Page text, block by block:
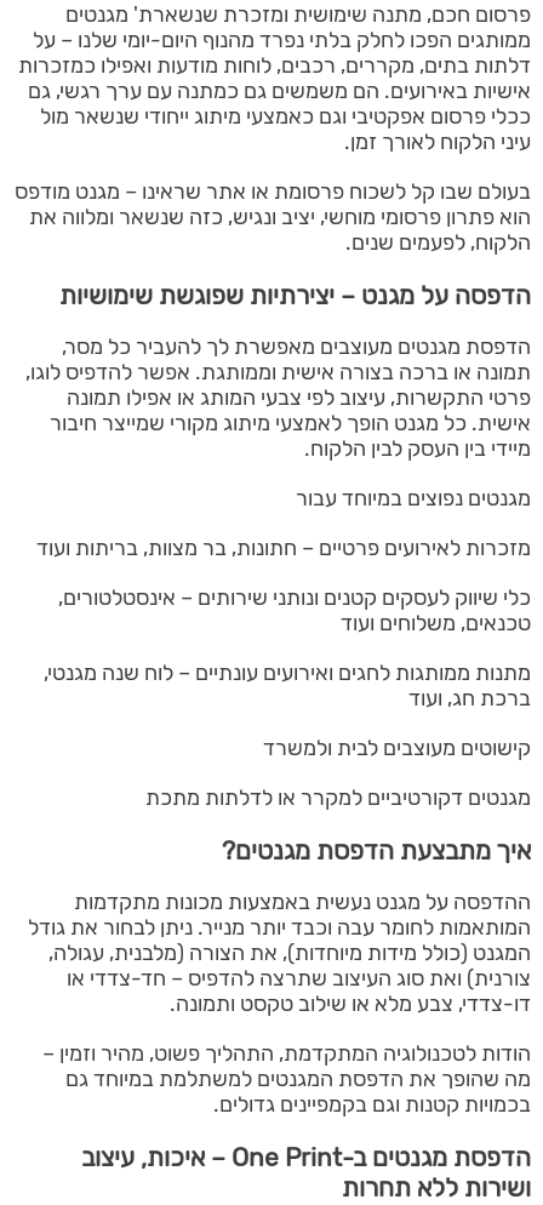
פרסום חכם, מתנה שימושית ומזכרת שנשארת' מגנטים
ממותגים הפכו לחלק בלתי נפרד מהנוף היום-יומי שלנו – על
דלתות בתים, מקררים, רכבים, לוחות מודעות ואפילו כמזכרות
אישיות באירועים. הם משמשים גם כמתנה עם ערך רגשי, גם
ככלי פרסום אפקטיבי וגם כאמצעי מיתוג ייחודי שנשאר מול
עיני הלקוח לאורך זמן.
בעולם שבו קל לשכוח פרסומת או אתר שראינו – מגנט מודפס
הוא פתרון פרסומי מוחשי, יציב ונגיש, כזה שנשאר ומלווה את
הלקוח, לפעמים שנים.
הדפסה על מגנט – יצירתיות שפוגשת שימושיות
הדפסת מגנטים מעוצבים מאפשרת לך להעביר כל מסר,
תמונה או ברכה בצורה אישית וממותגת. אפשר להדפיס לוגו,
פרטי התקשרות, עיצוב לפי צבעי המותג או אפילו תמונה
אישית. כל מגנט הופך לאמצעי מיתוג מקורי שמייצר חיבור
מיידי בין העסק לבין הלקוח.
מגנטים נפוצים במיוחד עבור
מזכרות לאירועים פרטיים – חתונות, בר מצוות, בריתות ועוד
כלי שיווק לעסקים קטנים ונותני שירותים – אינסטלטורים,
טכנאים, משלוחים ועוד
מתנות ממותגות לחגים ואירועים עונתיים – לוח שנה מגנטי,
ברכת חג, ועוד
קישוטים מעוצבים לבית ולמשרד
מגנטים דקורטיביים למקרר או לדלתות מתכת
איך מתבצעת הדפסת מגנטים?
ההדפסה על מגנט נעשית באמצעות מכונות מתקדמות
המותאמות לחומר עבה וכבד יותר מנייר. ניתן לבחור את גודל
המגנט (כולל מידות מיוחדות), את הצורה (מלבנית, עגולה,
צורנית) ואת סוג העיצוב שתרצה להדפיס – חד-צדדי או
דו-צדדי, צבע מלא או שילוב טקסט ותמונה.
הודות לטכנולוגיה המתקדמת, התהליך פשוט, מהיר וזמין –
מה שהופך את הדפסת המגנטים למשתלמת במיוחד גם
בכמויות קטנות וגם בקמפיינים גדולים.
הדפסת מגנטים ב-One Print – איכות, עיצוב
ושירות ללא תחרות